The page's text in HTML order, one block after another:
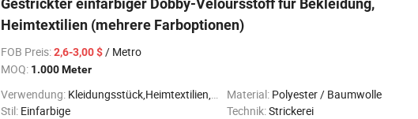
Gestrickter einfarbiger Dobby-Veloursstoff für Bekleidung,
Heimtextilien (mehrere Farboptionen)
FOB Preis:2,6-3,00 $/ Metro
MOQ: 1.000 Meter
Verwendung: Kleidungsstück,Heimtextilien,Dekoration Material: Polyester / Baumwolle
Stil: Einfarbige Technik:Strickerei